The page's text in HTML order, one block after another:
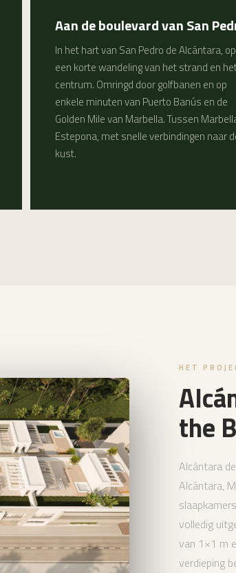
Aan de boulevard van San
In het hart van San Pedro de Alcántara, op
een korte wandeling van het strand en
centrum. Omringd door golfbanen en op
enkele minuten van Puerto Banús en de
Golden Mile van Marbella. Tussen
Estepona, met snelle verbindingen naar
kust.
HET
the
Alcántara
Alcántara,
volledig
van 1×1 m
verdieping